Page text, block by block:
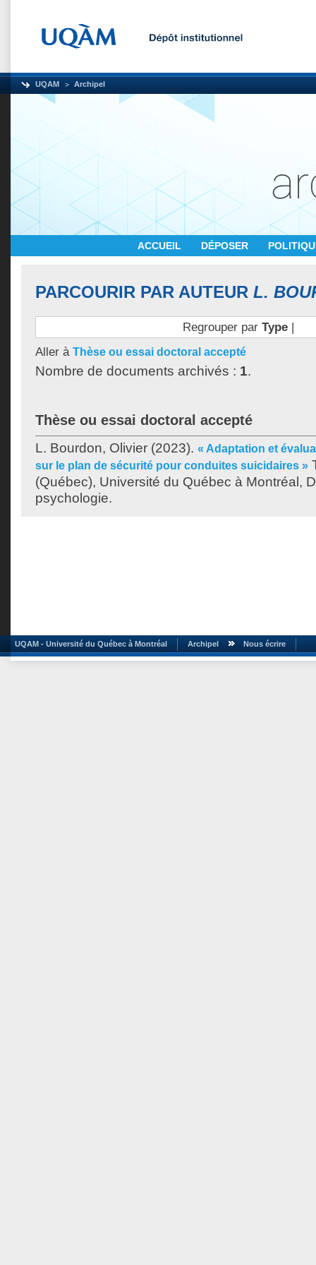
UQAM Archipel
ACCUEIL DÉPOSER
PARCOURIR PAR AUTEUR L.
Regrouper par Type|
Aller à Thèse ou essai doctoral accepté
Nombre de documents archivés : 1.
Thèse ou essai doctoral accepté
L. Bourdon, Olivier (2023). « Adaptation et
sur le plan de sécurité pour conduites suicidaires »
(Québec), Université du Québec à Montréal,
psychologie.
UQAM - Université du Québec à Montréal Archipel Nous écrire